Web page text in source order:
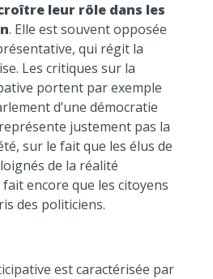
leur rôle dans les
. Elle est souvent opposée
qui régit la
Les critiques sur la
portent par exemple
d’une démocratie
justement pas la
sur le fait que les élus de
de la réalité
encore que les citoyens
des politiciens.
est caractérisée par